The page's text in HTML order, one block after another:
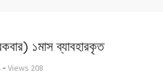
১মাস ব্যাবহারকৃত
- Views 208